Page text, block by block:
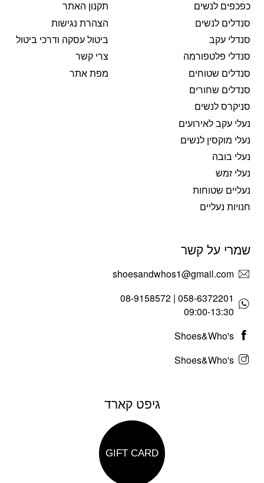
כפכפים לנשים
סנדלים לנשים
סנדלי עקב
סנדלי פלטפורמה
סנדלים שטוחים
סנדלים שחורים
סניקרס לנשים
נעלי עקב לאירועים
נעלי מוקסין לנשים
נעלי בובה
נעלי זמש
נעליים שטוחות
חנויות נעליים
תקנון האתר
הצהרת נגישות
ביטול עסקה ודרכי ביטול
צרי קשר
מפת אתר
שמרי על קשר
shoesandwhos1@gmail.com
058-6372201 | 08-9158572
09:00-13:30
Shoes&Who's
Shoes&Who's
גיפט קארד
GIFT CARD